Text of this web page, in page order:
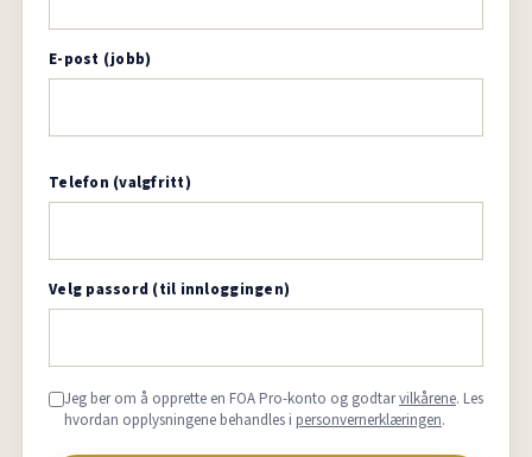
E-post (jobb)
Telefon (valgfritt)
Velg passord (til innloggingen)
Jeg ber om å opprette en FOA Pro-konto og godtarvilkårene. Les
hvordan opplysningene behandles i personvernerklæringen.